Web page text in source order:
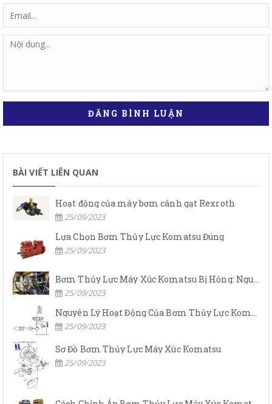
ĐĂNG BÌNH LUẬN
BÀI VIẾT LIÊN QUAN
Hoạt động của máy bơm cánh gạt Rexroth
25/09/2023
Lựa Chọn Bơm Thủy Lực Komatsu Đúng
25/09/2023
Bơm Thủy Lực Máy Xúc Komatsu Bị Hỏng: Nguyên Nhân Và Cách Khắc Phục
25/09/2023
Nguyên Lý Hoạt Động Của Bơm Thủy Lực Komatsu
25/09/2023
Sơ Đồ Bơm Thủy Lực Máy Xúc Komatsu
25/09/2023